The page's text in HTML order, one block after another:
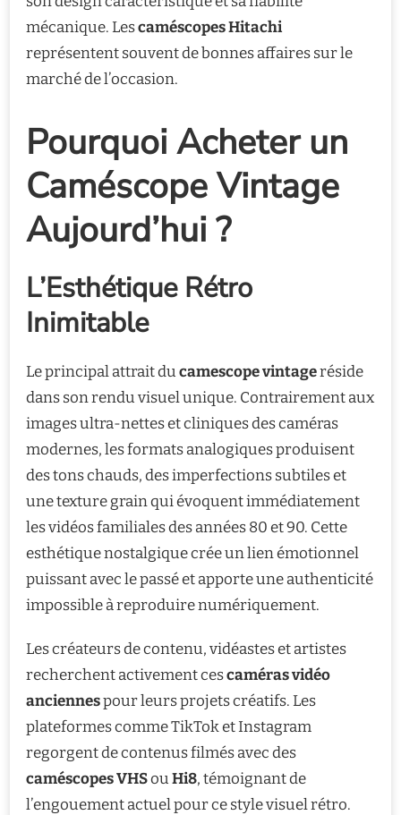
mécanique. Lescaméscopes Hitachi
représentent souvent de bonnes affaires sur le
marché de l’occasion.
Pourquoi Acheter un
Caméscope Vintage
Aujourd’hui ?
L’Esthétique Rétro
Inimitable
Le principal attrait ducamescope vintageréside
dans son rendu visuel unique. Contrairement aux
images ultra-nettes et cliniques des caméras
modernes, les formats analogiques produisent
des tons chauds, des imperfections subtiles et
une texture grain qui évoquent immédiatement
les vidéos familiales des années 80 et 90. Cette
esthétique nostalgique crée un lien émotionnel
puissant avec le passé et apporte une authenticité
impossible à reproduire numériquement.
Les créateurs de contenu, vidéastes et artistes
recherchent activement cescaméras vidéo
anciennespour leurs projets créatifs. Les
plateformes comme TikTok et Instagram
regorgent de contenus filmés avec des
caméscopes VHSouHi8, témoignant de
l’engouement actuel pour ce style visuel rétro.